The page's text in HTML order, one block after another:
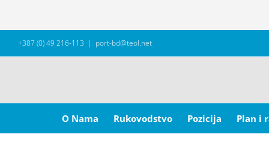
+387 (0) 49 216-113 | port-bd@teol.net
for:
O Nama
Rukovodstvo Pozicija Plan i